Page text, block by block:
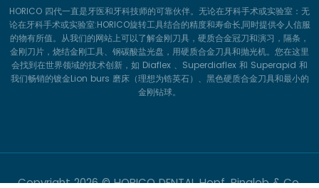
HORICO 四代一直是牙医和牙科技师的可靠伙伴。无论在牙科手术或实验室：无
论在牙科手术或实验室:HORICO旋转工具结合的精度和寿命长,同时提供令人信服
的物有所值。从我们的网站上可以了解金刚刀具，硬质合金冠刀和演习，隔条，
金刚刀片，烧结金刚工具、钢碳酸盐光盘，用硬质合金刀具和抛光机。您在这里
会找到在世界领域的技术创新，如 Diaflex 、Superdiaflex 和 Superapid 和
我们畅销的镀金Lion burs 磨床（理想为锆英石）、黑色硬质合金刀具和最小的
金刚钻球。
Copyright2026 © HORICO DENTAL Hopf, Ringleb & Co.